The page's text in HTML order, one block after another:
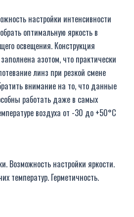
настройки интенсивности
оптимальную яркость в
освещения. Конструкция
азотом, что практически
линз при резкой смене
внимание на то, что данные
работать даже в самых
воздуха от -30 до +50°С
Возможность настройки яркости.
температур. Герметичность.